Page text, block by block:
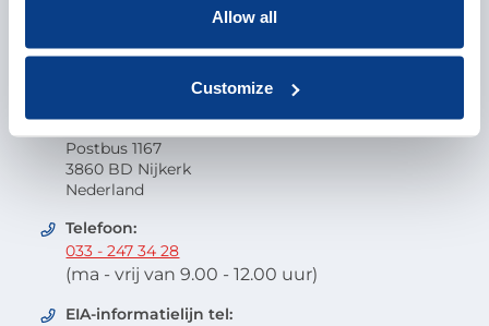
Allow all
Customize
Contactgegevens
Postbus 1167
3860 BD Nijkerk
Nederland
Telefoon:
033 - 247 34 28
(ma - vrij van 9.00 - 12.00 uur)
EIA-informatielijn tel: